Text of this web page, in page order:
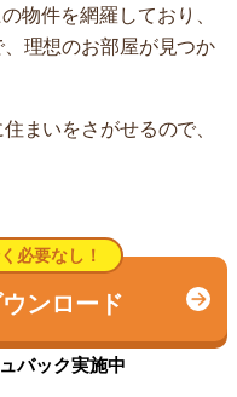
物件を網羅しており、
理想のお部屋が見つか
まいをさがせるので、
必要なし！
ンロード
バック実施中